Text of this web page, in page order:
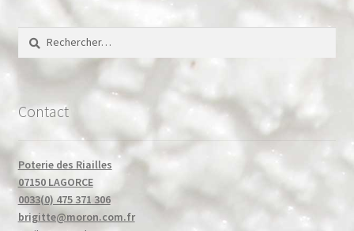
Rechercher :
Contact
Poterie des Riailles
07150 LAGORCE
0033(0) 475 371 306
brigitte@moron.com.fr